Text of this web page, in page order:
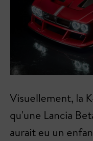
Visuellement, la
qu'une Lancia
aurait eu un